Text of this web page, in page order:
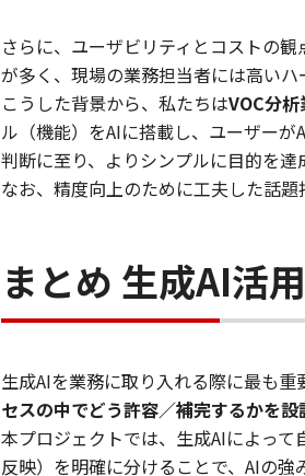
さらに、ユーザビリティとコストの
が多く、現場の業務担当者には高い
こうした背景から、私たちはVOC分
ル（機能）をAIに搭載し、ユーザー
判断に至り、よりシンプルに目的を達
なお、精度向上のために工夫した話
まとめ 生成AI活
生成AIを業務に取り入れる際に最も重
セスの中でどう許容／補完するかを設
本プロジェクトでは、生成AIによっ
反映）を明確に分けることで、AIの